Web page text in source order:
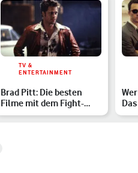
TV &
ENTERTAINMENT
Brad Pitt: Die besten
Filme mit dem Fight-
Club-Star